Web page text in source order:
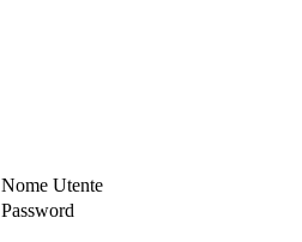
Nome Utente
Password